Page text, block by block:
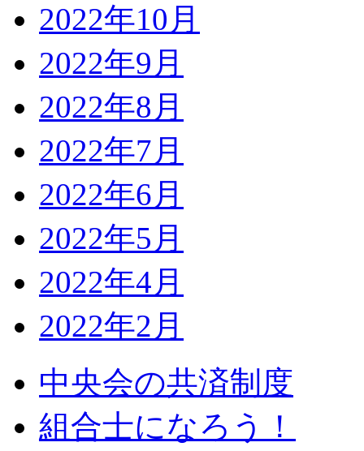
2022年10月
2022年9月
2022年8月
2022年7月
2022年6月
2022年5月
2022年4月
2022年2月
中央会の共済制度
組合士になろう！